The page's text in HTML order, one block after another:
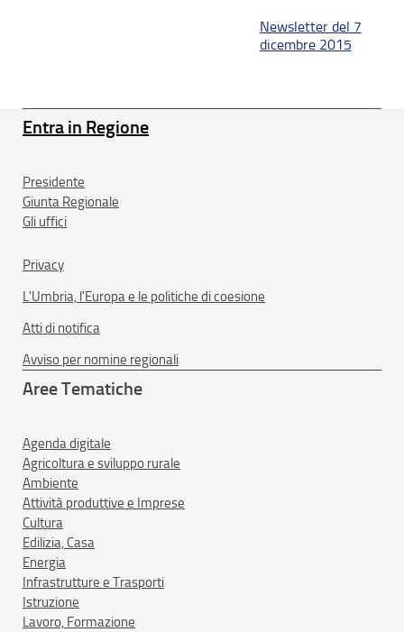
Newsletter del 7
dicembre 2015
Entra in Regione
Presidente
Giunta Regionale
Gli uffici
Privacy
L'Umbria, l'Europa e le politiche di coesione
Atti di notifica
Avviso per nomine regionali
Aree Tematiche
Agenda digitale
Agricoltura e sviluppo rurale
Ambiente
Attività produttive e Imprese
Cultura
Edilizia, Casa
Energia
Infrastrutture e Trasporti
Istruzione
Lavoro, Formazione